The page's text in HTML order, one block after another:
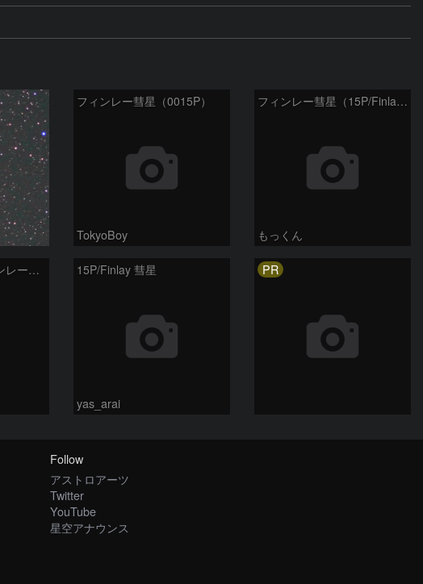
フィンレー彗星（0015P）
TokyoBoy
フィンレー彗星（15P/Finlay）
もっくん
7月18日未明のフィンレー彗星とプレアデス星団 15P/Finlay 彗星
yas_arai
PR
Follow
アストロアーツ
Twitter
YouTube
星空アナウンス